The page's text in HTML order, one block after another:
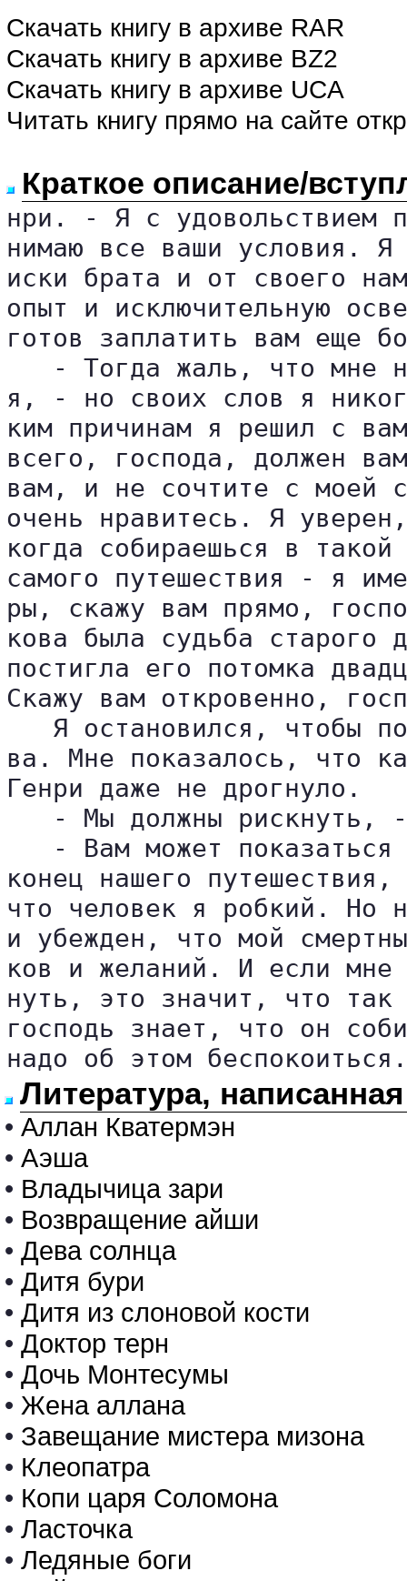
Скачать книгу в архиве RAR
Скачать книгу в архиве BZ2
Скачать книгу в архиве UCA
Читать книгу прямо на сайте
Краткое описание/
нри. - Я с удовольствием
нимаю все ваши условия.
иски брата и от своего
опыт и исключительную
готов заплатить вам еще
- Тогда жаль, что мне
я, - но своих слов я
ким причинам я решил с
всего, господа, должен
вам, и не сочтите с моей
очень нравитесь. Я
когда собираешься в
самого путешествия - я
ры, скажу вам прямо,
кова была судьба старого
постигла его потомка
Скажу вам откровенно,
Я остановился, чтобы
ва. Мне показалось, что
Генри даже не дрогнуло.
- Мы должны рискнуть,
- Вам может
конец нашего
что человек я робкий. Но
и убежден, что мой
ков и желаний. И если
нуть, это значит, что так
господь знает, что он
надо об этом
Литература,
• Аллан Кватермэн
• Аэша
• Владычица зари
• Возвращение айши
• Дева солнца
• Дитя бури
• Дитя из слоновой кости
• Доктор терн
• Дочь Монтесумы
• Жена аллана
• Завещание мистера мизона
• Клеопатра
• Копи царя Соломона
• Ласточка
• Ледяные боги